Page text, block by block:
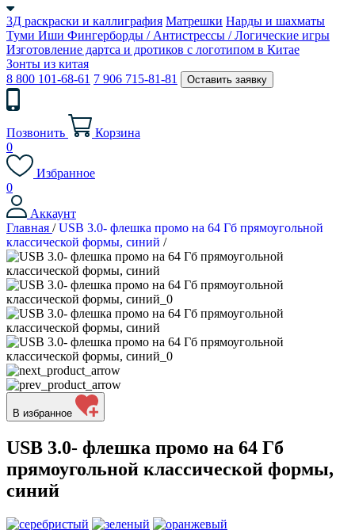
3Д раскраски и каллиграфия Матрешки Нарды и шахматы
Туми Иши Фингерборды / Антистрессы / Логические игры
Изготовление дартса и дротиков с логотипом в Китае
Зонты из китая
8 800 101-68-61 7 906 715-81-81 Оставить заявку
Позвонить
Корзина
0
Избранное
0
Аккаунт
Главная / USB 3.0- флешка промо на 64 Гб прямоугольной
классической формы, синий /
В избранное
USB 3.0- флешка промо на 64 Гб
прямоугольной классической формы,
синий